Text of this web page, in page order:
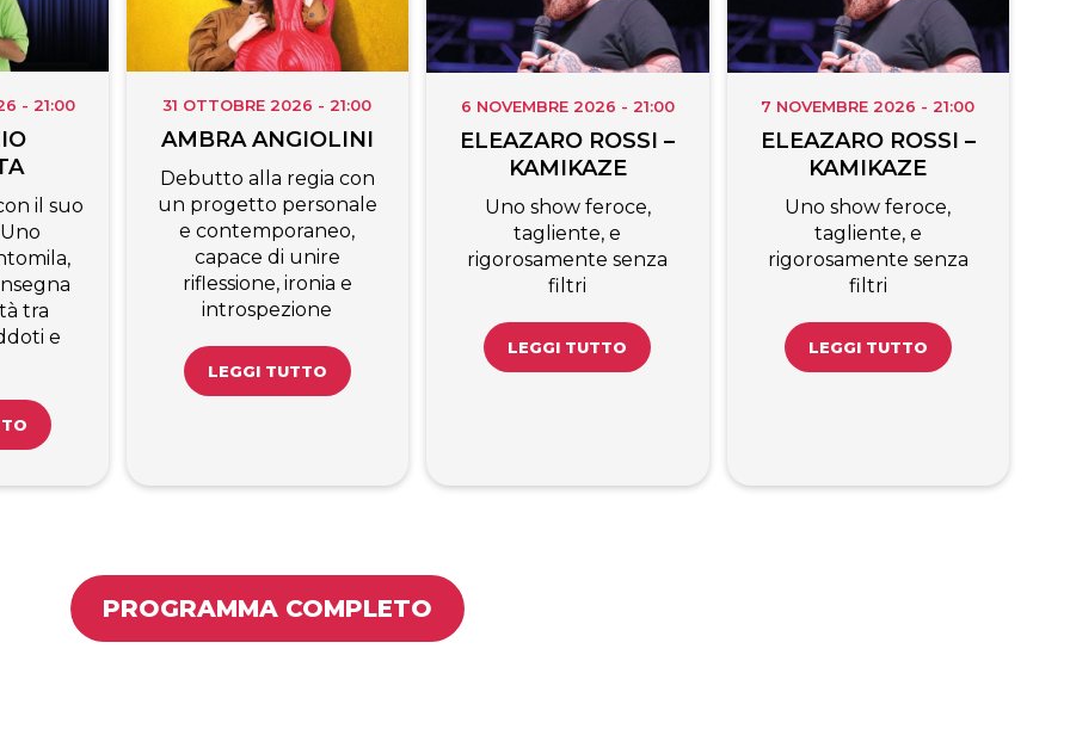
- 21:00
il suo
tra
e
31 OTTOBRE 2026 - 21:00
AMBRA ANGIOLINI
Debutto alla regia con
un progetto personale
e contemporaneo,
capace di unire
riflessione, ironia e
introspezione
LEGGI TUTTO
6 NOVEMBRE 2026 - 21:00
ELEAZARO ROSSI –
KAMIKAZE
Uno show feroce,
tagliente, e
rigorosamente senza
filtri
LEGGI TUTTO
7 NOVEMBRE 2026 - 21:00
ELEAZARO ROSSI –
KAMIKAZE
Uno show feroce,
tagliente, e
rigorosamente senza
filtri
LEGGI TUTTO
PROGRAMMA COMPLETO